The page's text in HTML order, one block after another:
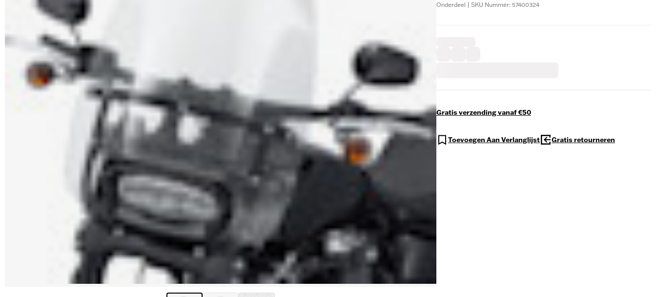
Onderdeel | SKU Nummer: 57400324
Gratis verzending vanaf €50
Toevoegen Aan Verlanglijst Gratis retourneren